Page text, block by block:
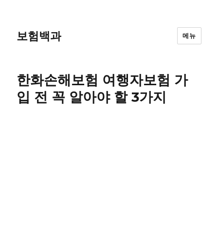
보험백과 메뉴
한화손해보험 여행자보험 가
입 전 꼭 알아야 할 3가지